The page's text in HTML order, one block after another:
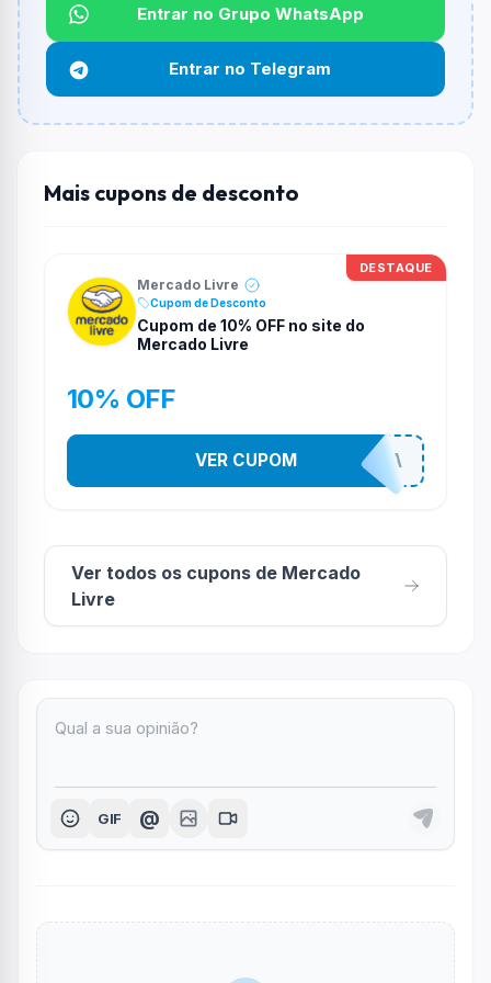
Qual é o desconto máximo?
Não informado ou sem limite.
Funciona em qualquer produto?
Não necessariamente. Depende de itens participantes
Entrar no Grupo WhatsApp
Entrar no Telegram
Mais cupons de desconto
DESTAQUE
Mercado Livre
Cupom de Desconto
Cupom de 10% OFF no site do
Mercado Livre
10% OFF
TODEBOA
VER CUPOM
Ver todos os cupons de Mercado
Livre
GIF @